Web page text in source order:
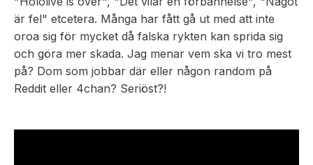
är fel" etcetera. Många har fått gå ut med att inte
oroa sig för mycket då falska rykten kan sprida sig
och göra mer skada. Jag menar vem ska vi tro mest
på? Dom som jobbar där eller någon random på
Reddit eller 4chan? Seriöst?!